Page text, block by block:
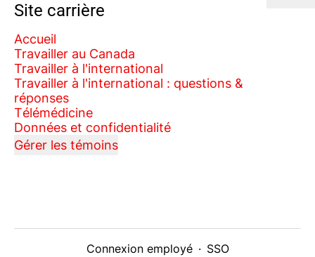
Site carrière
Accueil
Travailler au Canada
Travailler à l'international
Travailler à l'international : questions &
réponses
Télémédicine
Données et confidentialité
Gérer les témoins
Connexion employé · SSO